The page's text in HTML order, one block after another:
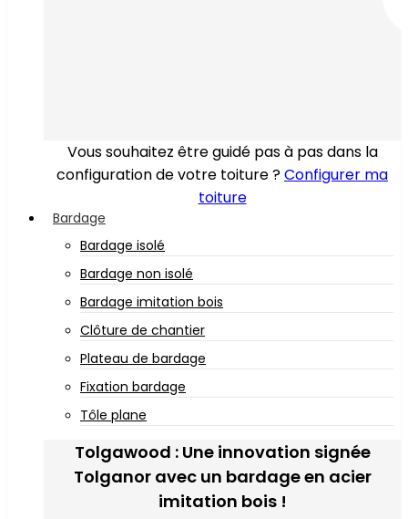
Vous souhaitez être guidé pas à pas dans la
configuration de votre toiture ?Configurer ma
toiture
Bardage
Bardage isolé
Bardage non isolé
Bardage imitation bois
Clôture de chantier
Plateau de bardage
Fixation bardage
Tôle plane
Tolgawood : Une innovation signée
Tolganor avec un bardage en acier
imitation bois !